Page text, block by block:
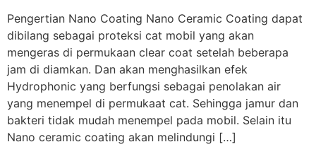
Pengertian Nano Coating Nano Ceramic Coating dapat
dibilang sebagai proteksi cat mobil yang akan
mengeras di permukaan clear coat setelah beberapa
jam di diamkan. Dan akan menghasilkan efek
Hydrophonic yang berfungsi sebagai penolakan air
yang menempel di permukaat cat. Sehingga jamur dan
bakteri tidak mudah menempel pada mobil. Selain itu
Nano ceramic coating akan melindungi […]